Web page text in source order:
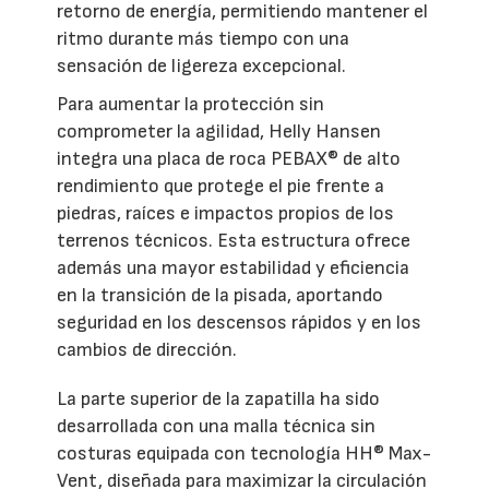
retorno de energía, permitiendo mantener el
ritmo durante más tiempo con una
sensación de ligereza excepcional.
Para aumentar la protección sin
comprometer la agilidad, Helly Hansen
integra una placa de roca PEBAX® de alto
rendimiento que protege el pie frente a
piedras, raíces e impactos propios de los
terrenos técnicos. Esta estructura ofrece
además una mayor estabilidad y eficiencia
en la transición de la pisada, aportando
seguridad en los descensos rápidos y en los
cambios de dirección.
La parte superior de la zapatilla ha sido
desarrollada con una malla técnica sin
costuras equipada con tecnología HH® Max-
Vent, diseñada para maximizar la circulación